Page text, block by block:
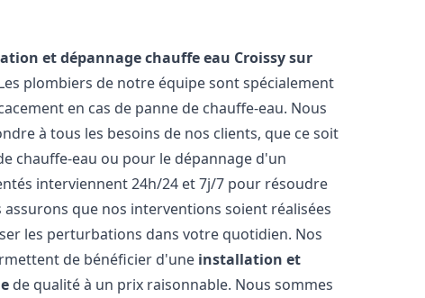
et dépannage chauffe eau Croissy sur
plombiers de notre équipe sont spécialement
en cas de panne de chauffe-eau. Nous
à tous les besoins de nos clients, que ce soit
chauffe-eau ou pour le dépannage d'un
interviennent 24h/24 et 7j/7 pour résoudre
que nos interventions soient réalisées
les perturbations dans votre quotidien. Nos
de bénéficier d'une installation et
de qualité à un prix raisonnable. Nous sommes